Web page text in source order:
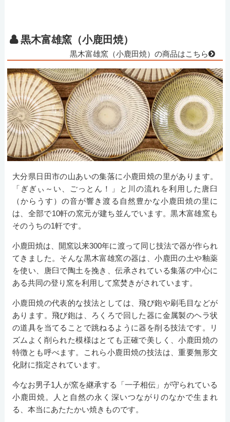
黒木富雄窯（小鹿田焼）
黒木富雄窯（小鹿田焼）の商品はこちら
大分県日田市の山あいの集落に小鹿田焼の里があります。
「ぎぎぃ～い、ごっとん！」と川の流れを利用した唐臼
（からうす）の音が響き渡る自然豊かな小鹿田焼の里に
は、全部で10軒の窯元が建ち並んでいます。黒木富雄窯も
そのうちの1軒です。
小鹿田焼は、開窯以来300年に渡って同じ技法で器が作られ
てきました。そんな黒木富雄窯の器は、小鹿田の土や釉薬
を使い、唐臼で陶土を挽き、伝承されている集落の中心に
ある共同の登り窯を利用して窯焚きがされています。
小鹿田焼の代表的な技法としては、飛び鉋や刷毛目などが
あります。飛び鉋は、ろくろで回した器に金属製のヘラ状
の道具を当てることで跳ねるように器を削る技法です。リ
ズムよく削られた模様はとても正確で美しく、小鹿田焼の
特徴とも呼べます。これら小鹿田焼の技法は、重要無形文
化財に指定されています。
今なお男子1人が窯を継承する「一子相伝」が守られている
小鹿田焼。人と自然の永く深いつながりのなかで生まれ
る、本当にあたたかい焼きものです。